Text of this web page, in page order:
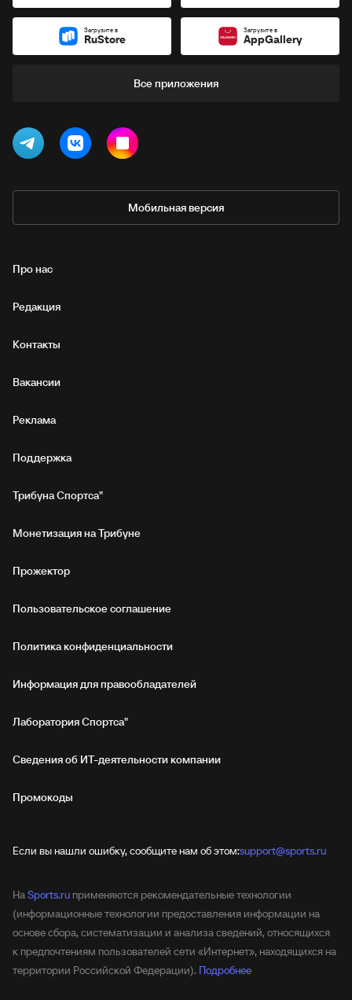
Загрузите в
RuStore
Загрузите в
AppGallery
Все приложения
Мобильная версия
Про нас
Редакция
Контакты
Вакансии
Реклама
Поддержка
Трибуна Спортса"
Монетизация на Трибуне
Прожектор
Пользовательское соглашение
Политика конфиденциальности
Информация для правообладателей
Лаборатория Спортса"
Сведения об ИТ‑деятельности компании
Промокоды
Если вы нашли ошибку, сообщите нам об этом:support@sports.ru
НаSports.ru применяются рекомендательные технологии
(информационные технологии предоставления информации на
основе сбора, систематизации и анализа сведений, относящихся
к предпочтениям пользователей сети «Интернет», находящихся на
территории Российской Федерации). Подробнее